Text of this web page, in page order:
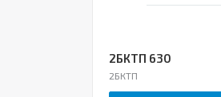
2БКТП 630
2БКТП